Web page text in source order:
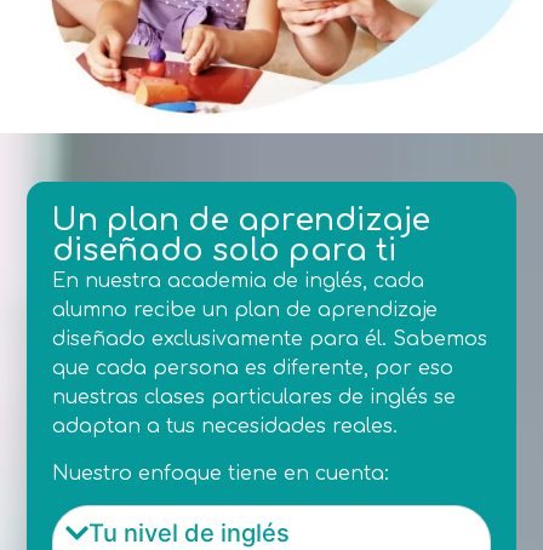
Un plan de aprendizaje
diseñado solo para ti
En nuestra academia de inglés, cada
alumno recibe un plan de aprendizaje
diseñado exclusivamente para él. Sabemos
que cada persona es diferente, por eso
nuestras clases particulares de inglés se
adaptan a tus necesidades reales.
Nuestro enfoque tiene en cuenta:
Tu nivel de inglés